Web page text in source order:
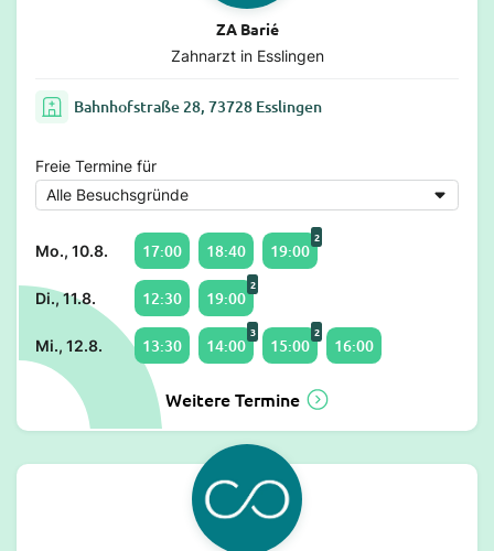
ZA Barié
Zahnarzt in Esslingen
Bahnhofstraße 28, 73728 Esslingen
Freie Termine für
Mo., 10.8. 17:00 18:40 19:00
2
Di., 11.8. 12:30 19:00
2
Mi., 12.8. 13:30 14:00
3
15:00
2
16:00
Weitere Termine